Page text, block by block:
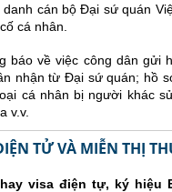
danh cán bộ Đại sứ quán
cá nhân.
báo về việc công dân gửi
nhận từ Đại sứ quán; hồ
cá nhân bị người khác
v.v.
TỬ VÀ MIỄN THỊ
visa điện tự, ký hiệu